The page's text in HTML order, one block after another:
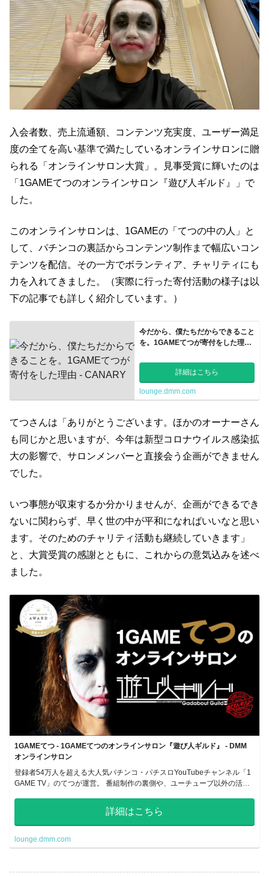
入会者数、売上流通額、コンテンツ充実度、ユーザー満足
度の全てを高い基準で満たしているオンラインサロンに贈
られる「オンラインサロン大賞」。見事受賞に輝いたのは
「1GAMEてつのオンラインサロン『遊び人ギルド』」で
した。
このオンラインサロンは、1GAMEの「てつの中の人」と
して、パチンコの裏話からコンテンツ制作まで幅広いコン
テンツを配信。その一方でボランティア、チャリティにも
力を入れてきました。（実際に行った寄付活動の様子は以
下の記事でも詳しく紹介しています。）
今だから、僕たちだからできること
を。1GAMEてつが寄付をした理由
詳細はこちら
lounge.dmm.com
てつさんは「ありがとうございます。ほかのオーナーさん
も同じかと思いますが、今年は新型コロナウイルス感染拡
大の影響で、サロンメンバーと直接会う企画ができません
でした。
いつ事態が収束するか分かりませんが、企画ができるでき
ないに関わらず、早く世の中が平和になればいいなと思い
ます。そのためのチャリティ活動も継続していきます」
と、大賞受賞の感謝とともに、これからの意気込みを述べ
ました。
1GAMEてつ - 1GAMEてつのオンラインサロン『遊び人ギルド』 - DMM
オンラインサロン
登録者54万人を超える大人気パチンコ・パチスロYouTubeチャンネル「1
GAME TV」のてつが運営。 番組制作の裏側や、ユーチューブ以外の活動
詳細はこちら
lounge.dmm.com